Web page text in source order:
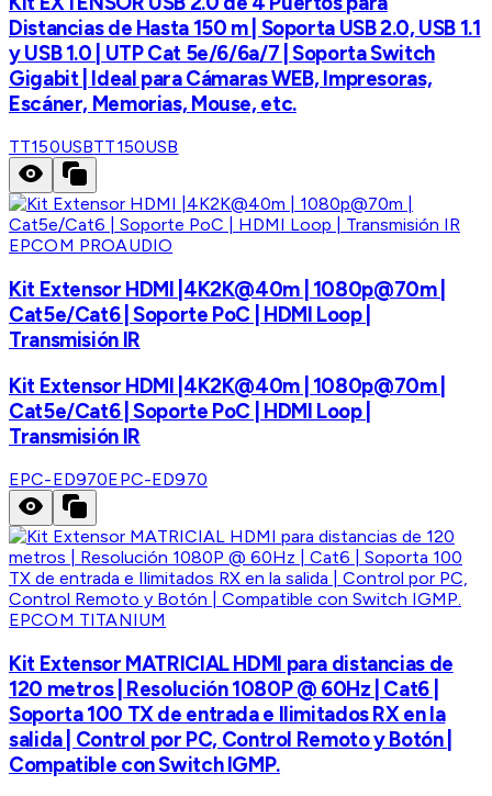
Distancias de Hasta 150 m | Soporta USB 2.0, USB 1.1
y USB 1.0 | UTP Cat 5e/6/6a/7 | Soporta Switch
Gigabit | Ideal para Cámaras WEB, Impresoras,
Escáner, Memorias, Mouse, etc.
TT150USBTT150USB
EPCOM PROAUDIO
Kit Extensor HDMI |4K2K@40m | 1080p@70m |
Cat5e/Cat6 | Soporte PoC | HDMI Loop |
Transmisión IR
Kit Extensor HDMI |4K2K@40m | 1080p@70m |
Cat5e/Cat6 | Soporte PoC | HDMI Loop |
Transmisión IR
EPC-ED970EPC-ED970
EPCOM TITANIUM
Kit Extensor MATRICIAL HDMI para distancias de
120 metros | Resolución 1080P @ 60Hz | Cat6 |
Soporta 100 TX de entrada e Ilimitados RX en la
salida | Control por PC, Control Remoto y Botón |
Compatible con Switch IGMP.